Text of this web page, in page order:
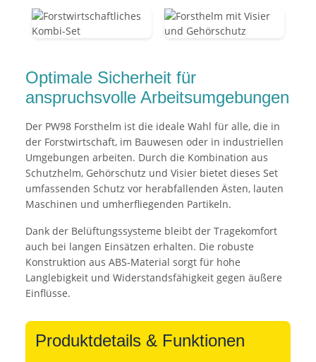
Optimale Sicherheit für
anspruchsvolle Arbeitsumgebungen
Der PW98 Forsthelm ist die ideale Wahl für alle, die in
der Forstwirtschaft, im Bauwesen oder in industriellen
Umgebungen arbeiten. Durch die Kombination aus
Schutzhelm, Gehörschutz und Visier bietet dieses Set
umfassenden Schutz vor herabfallenden Ästen, lauten
Maschinen und umherfliegenden Partikeln.
Dank der Belüftungssysteme bleibt der Tragekomfort
auch bei langen Einsätzen erhalten. Die robuste
Konstruktion aus ABS-Material sorgt für hohe
Langlebigkeit und Widerstandsfähigkeit gegen äußere
Einflüsse.
Produktdetails & Funktionen